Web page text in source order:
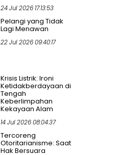
24 Jul 2026 17:13:53
Pelangi yang Tidak
Lagi Menawan
22 Jul 2026 09:40:17
Krisis Listrik: Ironi
Ketidakberdayaan di
Tengah
Keberlimpahan
Kekayaan Alam
14 Jul 2026 08:04:37
Tercoreng
Otoritarianisme: Saat
Hak Bersuara